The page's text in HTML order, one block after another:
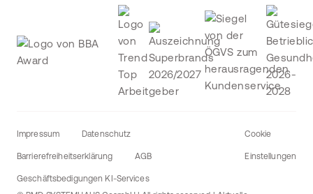
Impressum Datenschutz
Barrierefreiheitserklärung AGB
Geschäftsbedigungen KI-Services
Cookie
Einstellungen